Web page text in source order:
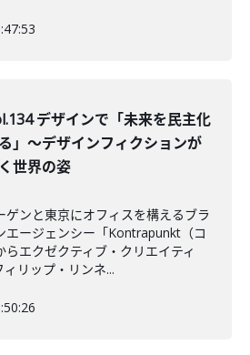
デザインで「未来を民主化
」～デザインフィクションが
世界の姿
ゲンと東京にオフィスを構えるブラ
エージェンシー「Kontrapunkt（コ
エクゼクティブ・クリエイティ
リップ・リンネ...